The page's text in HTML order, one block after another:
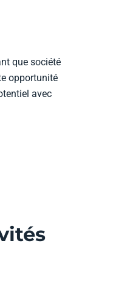
que société
opportunité
avec